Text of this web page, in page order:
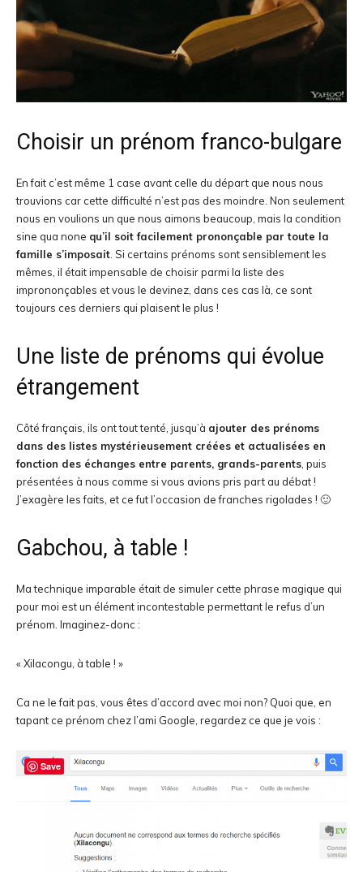
Choisir un prénom franco-bulgare
En fait c’est même 1 case avant celle du départ que nous nous
trouvions car cette difficulté n’est pas des moindre. Non seulement
nous en voulions un que nous aimons beaucoup, mais la condition
sine qua none qu’il soit facilement prononçable par toute la
famille s’imposait. Si certains prénoms sont sensiblement les
mêmes, il était impensable de choisir parmi la liste des
imprononçables et vous le devinez, dans ces cas là, ce sont
toujours ces derniers qui plaisent le plus !
Une liste de prénoms qui évolue
étrangement
Côté français, ils ont tout tenté, jusqu’à ajouter des prénoms
dans des listes mystérieusement créées et actualisées en
fonction des échanges entre parents, grands-parents, puis
présentées à nous comme si vous avions pris part au débat !
J’exagère les faits, et ce fut l’occasion de franches rigolades ! 🙂
Gabchou, à table !
Ma technique imparable était de simuler cette phrase magique qui
pour moi est un élément incontestable permettant le refus d’un
prénom. Imaginez-donc :
« Xilacongu, à table ! »
Ca ne le fait pas, vous êtes d’accord avec moi non? Quoi que, en
tapant ce prénom chez l’ami Google, regardez ce que je vois :
Save